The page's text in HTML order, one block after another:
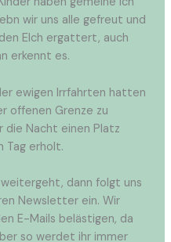
wir uns alle gefreut und
Elch ergattert, auch
erkennt es.
ewigen Irrfahrten hatten
offenen Grenze zu
die Nacht einen Platz
Tag erholt.
dann folgt uns
Newsletter ein. Wir
E-Mails belästigen, da
so werdet ihr immer